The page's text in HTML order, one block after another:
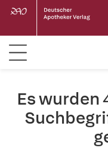
Es wurden